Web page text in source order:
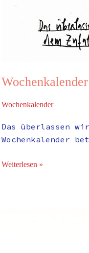
Wochenkalender
Das überlassen
Wochenkalender
Weiterlesen »